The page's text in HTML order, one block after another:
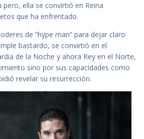
ella se convirtió en Reina
que ha enfrentado.
de “hype man” para dejar claro
bastardo, se convirtió en el
de la Noche y ahora Rey en el Norte,
sino por sus capacidades como
revelar su resurrección.